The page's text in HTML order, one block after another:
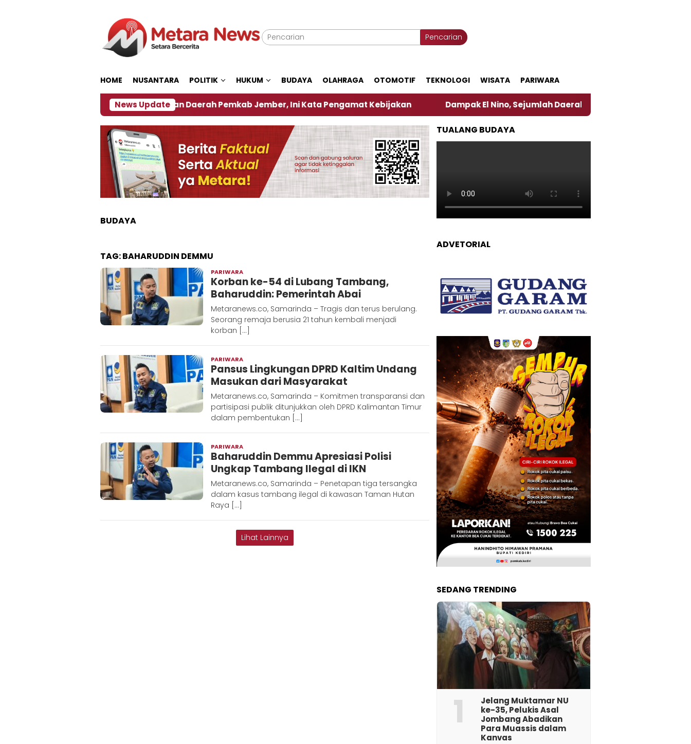
Pencarian
HOME NUSANTARA POLITIK HUKUM BUDAYA OLAHRAGA OTOMOTIF TEKNOLOGI WISATA PARIWARA
News Update
‎Soal Rencana Pinjaman Daerah Pemkab Jember, Ini Kata Pengamat Kebijakan ‎ Dampak El Nino, Sejumlah Daerah di Jember Alami Krisi Air
BUDAYA
TAG:BAHARUDDIN DEMMU
PARIWARA
Alawi
Korban ke-54 di Lubang Tambang,
Baharuddin: Pemerintah Abai
Metaranews.co, Samarinda – Tragis dan terus berulang.
Seorang remaja berusia 21 tahun kembali menjadi
korban […]
PARIWARA
Alawi
Pansus Lingkungan DPRD Kaltim Undang
Masukan dari Masyarakat
Metaranews.co, Samarinda – Komitmen transparansi dan
partisipasi publik ditunjukkan oleh DPRD Kalimantan Timur
dalam pembentukan […]
PARIWARA
Alawi
Baharuddin Demmu Apresiasi Polisi
Ungkap Tambang Ilegal di IKN
Metaranews.co, Samarinda – Penetapan tiga tersangka
dalam kasus tambang ilegal di kawasan Taman Hutan
Raya […]
Lihat Lainnya
TUALANG BUDAYA
ADVETORIAL
SEDANG TRENDING
1
Jelang Muktamar NU
ke-35, Pelukis Asal
Jombang Abadikan
Para Muassis dalam
Kanvas